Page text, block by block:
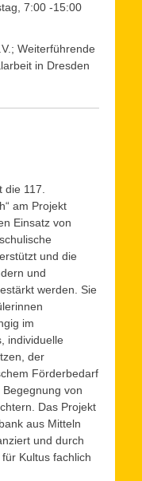
7:00 -15:00
Weiterführende
in Dresden
117.
am Projekt
Einsatz von
und die
und
werden. Sie
im
individuelle
der
Förderbedarf
von
Das Projekt
aus Mitteln
und durch
Kultus fachlich